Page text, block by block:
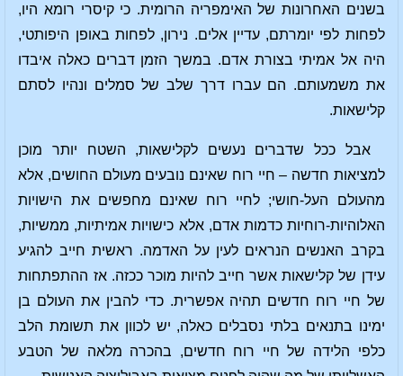
בשנים האחרונות של האימפריה הרומית. כי קיסרי רומא היו,
לפחות לפי יומרתם, עדיין אלים. נירון, לפחות באופן היפותטי,
היה אל אמיתי בצורת אדם. במשך הזמן דברים כאלה איבדו
את משמעותם. הם עברו דרך שלב של סמלים ונהיו לסתם
קלישאות.
אבל ככל שדברים נעשים לקלישאות, השטח יותר מוכן
למציאות חדשה – חיי רוח שאינם נובעים מעולם החושים, אלא
מהעולם העל-חושי; לחיי רוח שאינם מחפשים את הישויות
האלוהיות-רוחיות כדמות אדם, אלא כישויות אמיתיות, ממשיות,
בקרב האנשים הנראים לעין על האדמה. ראשית חייב להגיע
עידן של קלישאות אשר חייב להיות מוכר ככזה. אז ההתפתחות
של חיי רוח חדשים תהיה אפשרית. כדי להבין את העולם בן
ימינו בתנאים בלתי נסבלים כאלה, יש לכוון את תשומת הלב
כלפי הלידה של חיי רוח חדשים, בהכרה מלאה של הטבע